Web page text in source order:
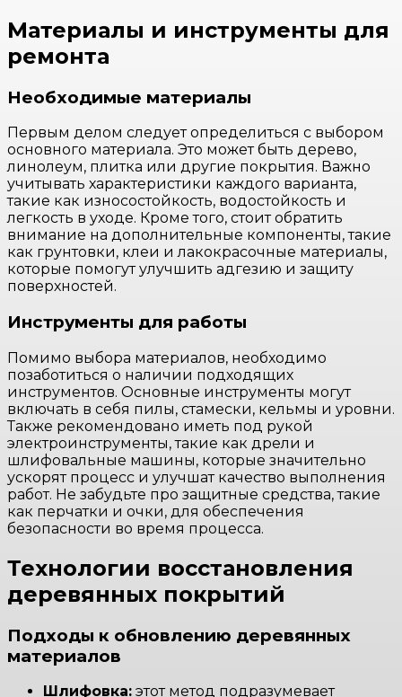
Материалы и инструменты для
ремонта
Необходимые материалы
Первым делом следует определиться с выбором
основного материала. Это может быть дерево,
линолеум, плитка или другие покрытия. Важно
учитывать характеристики каждого варианта,
такие как износостойкость, водостойкость и
легкость в уходе. Кроме того, стоит обратить
внимание на дополнительные компоненты, такие
как грунтовки, клеи и лакокрасочные материалы,
которые помогут улучшить адгезию и защиту
поверхностей.
Инструменты для работы
Помимо выбора материалов, необходимо
позаботиться о наличии подходящих
инструментов. Основные инструменты могут
включать в себя пилы, стамески, кельмы и уровни.
Также рекомендовано иметь под рукой
электроинструменты, такие как дрели и
шлифовальные машины, которые значительно
ускорят процесс и улучшат качество выполнения
работ. Не забудьте про защитные средства, такие
как перчатки и очки, для обеспечения
безопасности во время процесса.
Технологии восстановления
деревянных покрытий
Подходы к обновлению деревянных
материалов
Шлифовка: этот метод подразумевает